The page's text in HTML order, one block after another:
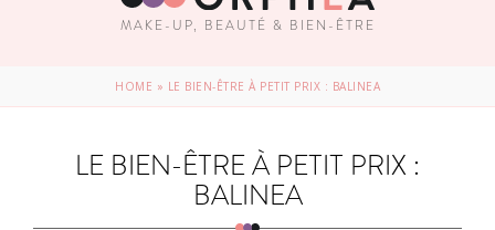
MAKE-UP, BEAUTÉ & BIEN-ÊTRE
HOME » LE BIEN-ÊTRE À PETIT PRIX : BALINEA
LE BIEN-ÊTRE À PETIT PRIX :
BALINEA